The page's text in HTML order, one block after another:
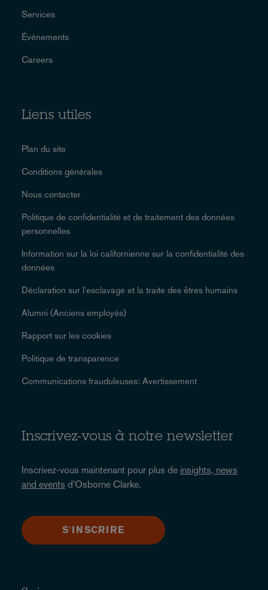
Services
Événements
Careers
Liens utiles
Plan du site
Conditions générales
Nous contacter
Politique de confidentialité et de traitement des données
personnelles
Information sur la loi californienne sur la confidentialité des
données
Déclaration sur l'esclavage et la traite des êtres humains
Alumni (Anciens employés)
Rapport sur les cookies
Politique de transparence
Communications frauduleuses: Avertissement
Inscrivez-vous à notre newsletter
Inscrivez-vous maintenant pour plus de insights, news
and events d'Osborne Clarke.
S'INSCRIRE